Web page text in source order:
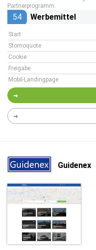
Partnerprogramm.
54 Werbemittel
Start
Stornoquote
Cookie
Freigabe
Mobil-Landingpage
Guidenex